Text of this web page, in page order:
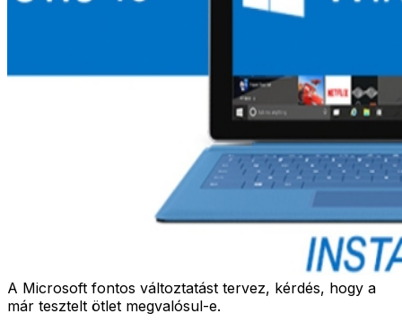
A Microsoft fontos változtatást tervez, kérdés, hogy a
már tesztelt ötlet megvalósul-e.